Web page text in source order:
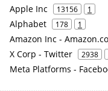
Apple Inc 13156 1
Alphabet 178 1
Amazon Inc -
X Corp - Twitter 2938
Meta Platforms -